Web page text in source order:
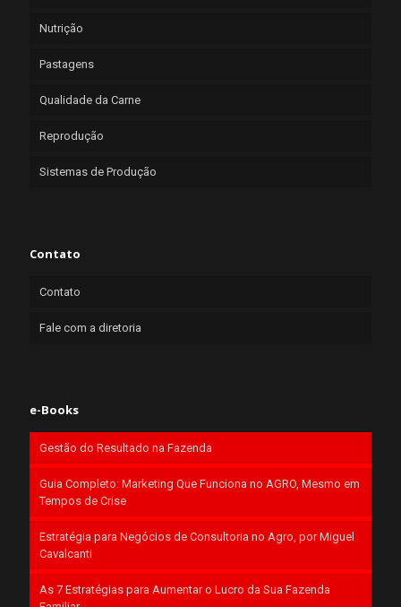
Nutrição
Pastagens
Qualidade da Carne
Reprodução
Sistemas de Produção
Contato
Contato
Fale com a diretoria
e-Books
Gestão do Resultado na Fazenda
Guia Completo: Marketing Que Funciona no AGRO, Mesmo em
Tempos de Crise
Estratégia para Negócios de Consultoria no Agro, por Miguel
Cavalcanti
As 7 Estratégias para Aumentar o Lucro da Sua Fazenda